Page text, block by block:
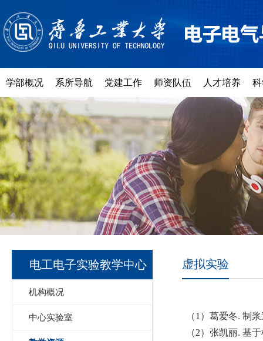
学部概况 系所导航 党建工作 师资队伍 人才培养
电工电子实验教学中心
机构概况
中心实验室
虚拟实验
（1 ）葛爱冬. 制
（2）张凯丽. 基